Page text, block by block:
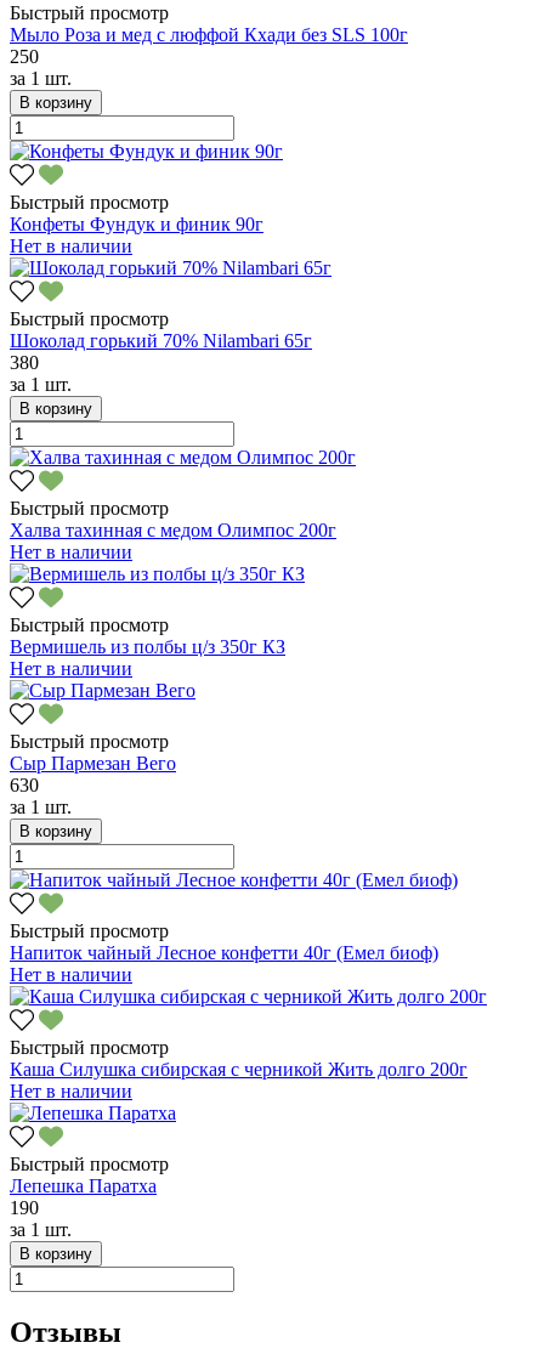
Быстрый просмотр
Мыло Роза и мед с люффой Кхади без SLS 100г
250
за 1 шт.
В корзину
Быстрый просмотр
Конфеты Фундук и финик 90г
Нет в наличии
Быстрый просмотр
Шоколад горький 70% Nilambari 65г
380
за 1 шт.
В корзину
Быстрый просмотр
Халва тахинная с медом Олимпос 200г
Нет в наличии
Быстрый просмотр
Вермишель из полбы ц/з 350г КЗ
Нет в наличии
Быстрый просмотр
Сыр Пармезан Вего
630
за 1 шт.
В корзину
Быстрый просмотр
Напиток чайный Лесное конфетти 40г (Емел биоф)
Нет в наличии
Быстрый просмотр
Каша Силушка сибирская с черникой Жить долго 200г
Нет в наличии
Быстрый просмотр
Лепешка Паратха
190
за 1 шт.
В корзину
Отзывы